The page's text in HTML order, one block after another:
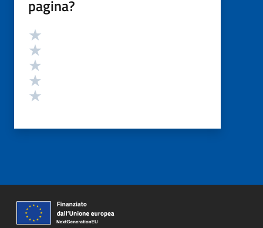
pagina?
Valutazione